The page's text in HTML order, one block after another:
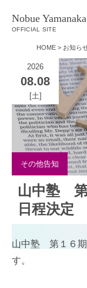
Nobue Yamanaka
OFFICIAL SITE
HOME > お知ら
その他告知
山中塾
日程決定
2026
08.08
[土]
山中塾 第１６期
す。